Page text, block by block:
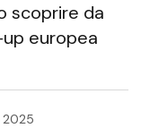
scoprire da
europea